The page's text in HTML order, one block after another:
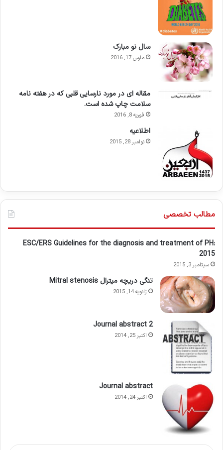
سال نو مبارک
مارس 17, 2016
مقاله ای در مورد نارسایی قلبی که در هفته نامه
سلامت چاپ شده است.
فوریه 8, 2016
اطلاعيه
نوامبر 28, 2015
مطالب تخصصی
ESC/ERS Guidelines for the diagnosis and treatment of PH:
2015
سپتامبر 3, 2015
تنگی دریچه میترال Mitral stenosis
ژانویه 14, 2015
Journal abstract 2
اکتبر 25, 2014
Journal abstract
اکتبر 24, 2014